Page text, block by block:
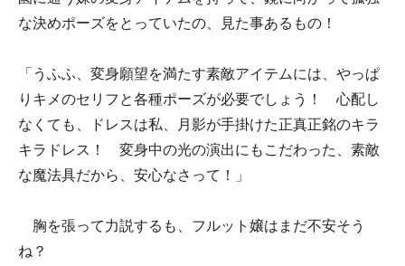
な決めポーズをとっていたの、見た事あるもの！
「うふふ、変身願望を満たす素敵アイテムには、やっぱ
りキメのセリフと各種ポーズが必要でしょう！ 心配し
なくても、ドレスは私、月影が手掛けた正真正銘のキラ
キラドレス！ 変身中の光の演出にもこだわった、素敵
な魔法具だから、安心なさって！」
胸を張って力説するも、フルット嬢はまだ不安そう
ね？